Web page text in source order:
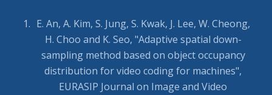
E. An, A. Kim, S. Jung, S. Kwak, J. Lee, W. Cheong,
H. Choo and K. Seo, "Adaptive spatial down-
sampling method based on object occupancy
distribution for video coding for machines",
EURASIP Journal on Image and Video